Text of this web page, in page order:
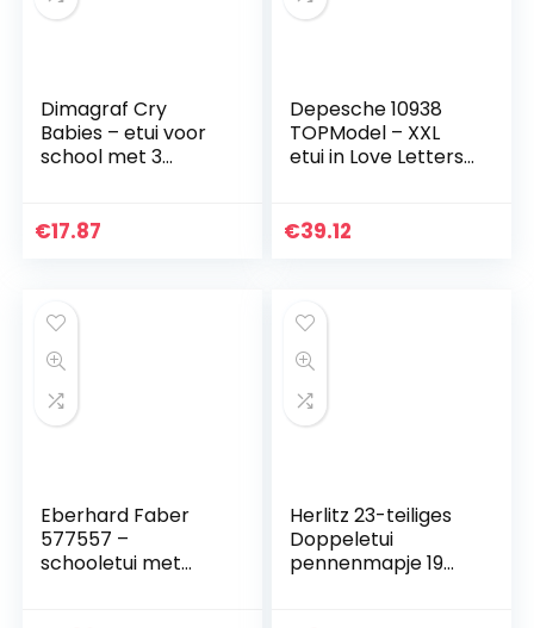
Dimagraf Cry
Babies – etui voor
school met 3
Tina – compleet
€17.87
Depesche 10938
TOPModel – XXL
etui in Love Letters
met pennen,
€39.12
Eberhard Faber
577557 –
schooletui met
Herlitz 23-teiliges
Doppeletui
pennenmapje 19